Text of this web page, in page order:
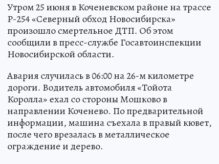
Утром 25 июня в Коченевском районе на трассе
Р-254 «Северный обход Новосибирска»
произошло смертельное ДТП. Об этом
сообщили в пресс-службе Госавтоинспекции
Новосибирской области.
Авария случилась в 06:00 на 26-м километре
дороги. Водитель автомобиля «Тойота
Королла» ехал со стороны Мошково в
направлении Коченево. По предварительной
информации, машина съехала в правый кювет,
после чего врезалась в металлическое
ограждение и дерево.